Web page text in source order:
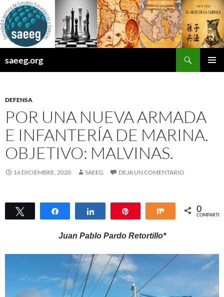
Saltar
al
contenido
saeeg.org
DEFENSA
POR UNA NUEVA ARMADA
E INFANTERÍA DE MARINA.
OBJETIVO: MALVINAS.
16 DICIEMBRE, 2020 SAEEG DEJA UN COMENTARIO
Twittear Compartir Compartir Compartir
0
COMPARTIR
Juan Pablo Pardo Retortillo*